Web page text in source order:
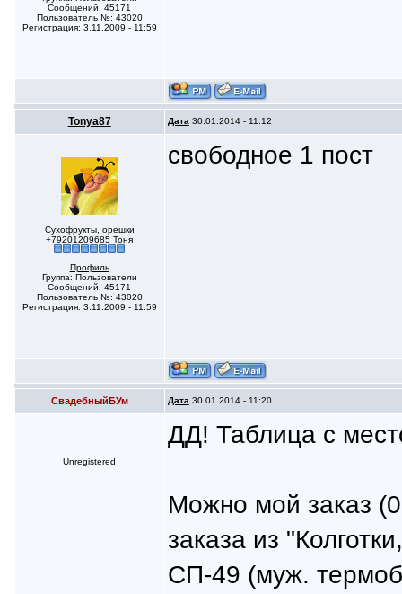
Сообщений: 45171
Пользователь №: 43020
Регистрация: 3.11.2009 - 11:59
Tonya87 Дата 30.01.2014 - 11:12
Сухофрукты, орешки
+79201209685 Тоня
Профиль
Группа: Пользователи
Сообщений: 45171
Пользователь №: 43020
Регистрация: 3.11.2009 - 11:59
свободное 1 пост
СвадебныйБУм Дата 30.01.2014 - 11:20
Unregistered
ДД! Таблица с
Можно мой заказ
заказа из
СП-49 (муж.